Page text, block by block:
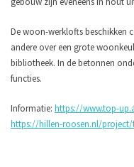
De woon-werklofts beschikken
andere over een grote
bibliotheek. In de betonnen
functies.
Informatie: https://www.top-
https://hillen-roosen.nl/